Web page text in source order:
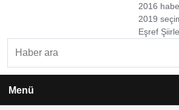
2016
2019
Eşref
Menü